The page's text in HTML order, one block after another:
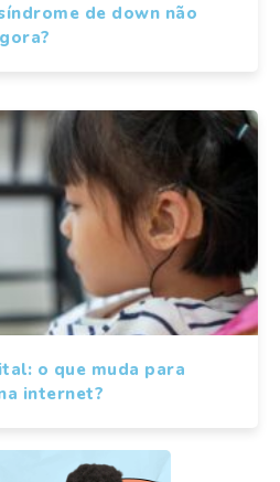
de down não
o que muda para
internet?